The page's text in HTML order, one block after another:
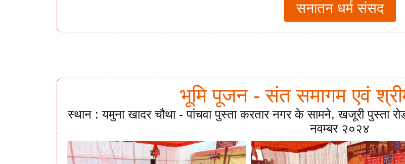
सनातन धर्म संसद
भूमि पूजन - संत समागम एवं
स्थान : यमुना खादर चौथा - पांचवा पुस्ता करतार नगर के सामने, खजूरी पुस्ता
नवम्बर २०२४